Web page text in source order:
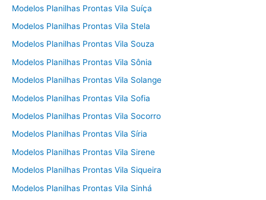
Modelos Planilhas Prontas Vila Suíça
Modelos Planilhas Prontas Vila Stela
Modelos Planilhas Prontas Vila Souza
Modelos Planilhas Prontas Vila Sônia
Modelos Planilhas Prontas Vila Solange
Modelos Planilhas Prontas Vila Sofia
Modelos Planilhas Prontas Vila Socorro
Modelos Planilhas Prontas Vila Síria
Modelos Planilhas Prontas Vila Sirene
Modelos Planilhas Prontas Vila Siqueira
Modelos Planilhas Prontas Vila Sinhá